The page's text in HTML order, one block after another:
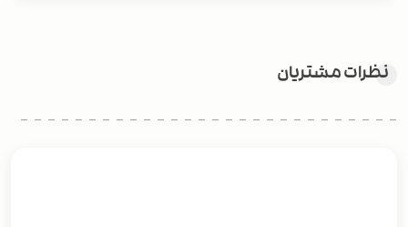
نظرات مشتریان